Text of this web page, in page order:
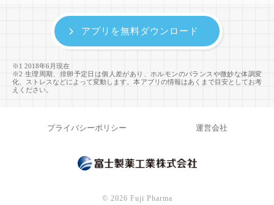
※1 2018年6月現在
※2 生理周期、排卵予定日は個人差があり、ホルモンのバランスや微妙な体調変
化、ストレスなどによって変動します。本アプリの情報はあくまで目安としてお考
えください。
アプリを無料ダウンロード
プライバシーポリシー 運営会社
© 2026 Fuji Pharma